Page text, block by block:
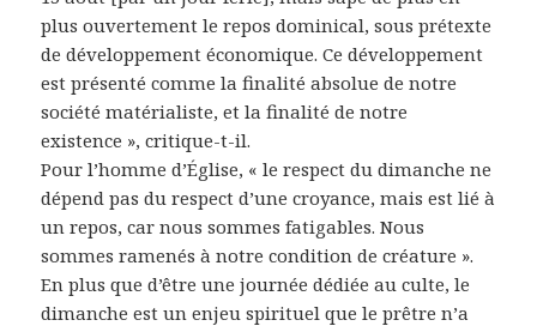
plus ouvertement le repos dominical, sous prétexte
de développement économique. Ce développement
est présenté comme la finalité absolue de notre
société matérialiste, et la finalité de notre
existence », critique-t-il.
Pour l’homme d’Église, « le respect du dimanche ne
dépend pas du respect d’une croyance, mais est lié à
un repos, car nous sommes fatigables. Nous
sommes ramenés à notre condition de créature ».
En plus que d’être une journée dédiée au culte, le
dimanche est un enjeu spirituel que le prêtre n’a